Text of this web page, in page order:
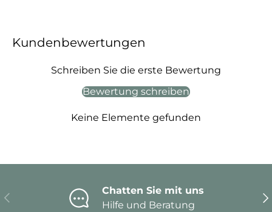
Kundenbewertungen
Schreiben Sie die erste Bewertung
Bewertung schreiben
Keine Elemente gefunden
Vorherige
Chatten Sie mit uns
Hilfe und Beratung